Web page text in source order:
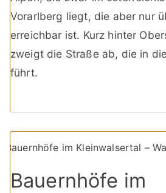
Vorarlberg liegt, die aber nur
erreichbar ist. Kurz hinter
zweigt die Straße ab, die in
führt.
Bauernhöfe im